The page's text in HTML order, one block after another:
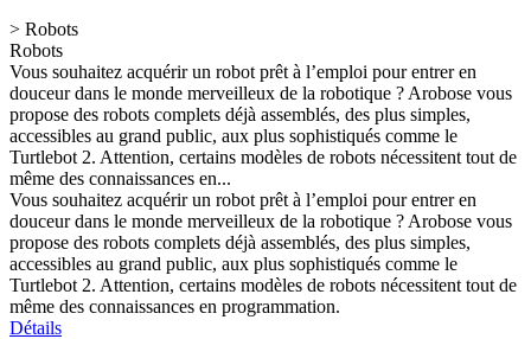
> Robots
Robots
Vous souhaitez acquérir un robot prêt à l’emploi pour entrer en
douceur dans le monde merveilleux de la robotique ? Arobose vous
propose des robots complets déjà assemblés, des plus simples,
accessibles au grand public, aux plus sophistiqués comme le
Turtlebot 2. Attention, certains modèles de robots nécessitent tout de
même des connaissances en...
Vous souhaitez acquérir un robot prêt à l’emploi pour entrer en
douceur dans le monde merveilleux de la robotique ? Arobose vous
propose des robots complets déjà assemblés, des plus simples,
accessibles au grand public, aux plus sophistiqués comme le
Turtlebot 2. Attention, certains modèles de robots nécessitent tout de
même des connaissances en programmation.
Détails